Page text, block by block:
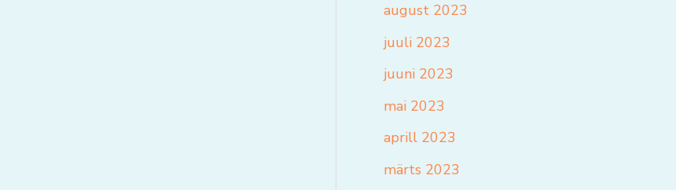
august 2023
juuli 2023
juuni 2023
mai 2023
aprill 2023
märts 2023